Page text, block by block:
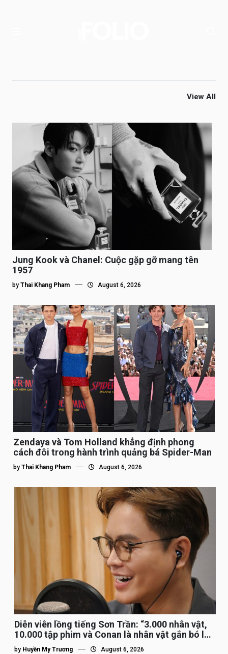
View All
Jung Kook và Chanel: Cuộc gặp gỡ mang tên
1957
by Thai Khang Pham August 6, 2026
Zendaya và Tom Holland khẳng định phong
cách đôi trong hành trình quảng bá Spider-Man
by Thai Khang Pham August 6, 2026
Diễn viên lồng tiếng Sơn Trần: “3.000 nhân vật,
10.000 tập phim và Conan là nhân vật gắn bó lâu
nhất”
by Huyền My Trương August 6, 2026